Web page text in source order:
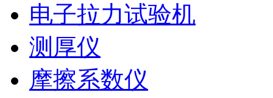
电子拉力试验机
测厚仪
摩擦系数仪